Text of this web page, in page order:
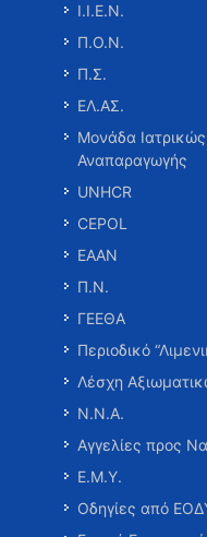
Ι.Ι.Ε.Ν.
Π.Ο.Ν.
Π.Σ.
ΕΛ.ΑΣ.
Μονάδα
Αναπαραγωγής
UNHCR
CEPOL
ΕΑΑΝ
Π.Ν.
ΓΕΕΘΑ
Περιοδικό
Λέσχη
Ν.Ν.Α.
Αγγελίες προς
Ε.Μ.Υ.
Οδηγίες από